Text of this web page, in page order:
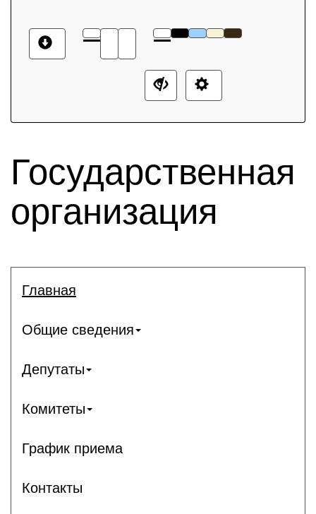
Государственная
организация
Главная
Общие сведения
Депутаты
Комитеты
График приема
Контакты